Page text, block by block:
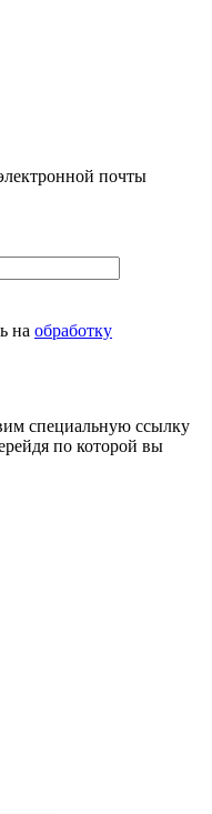
почты
на обработку
специальную ссылку
по которой вы